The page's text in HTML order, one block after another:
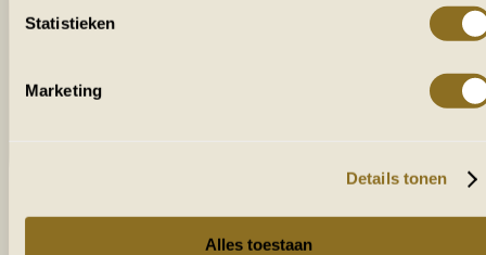
Statistieken
Marketing
Details tonen
Alles toestaan